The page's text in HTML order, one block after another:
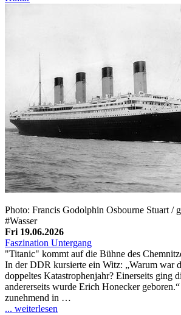
Photo: Francis Godolphin Osbourne Stuart /
#Wasser
Fri 19.06.2026
Faszination Untergang
"Titanic" kommt auf die Bühne des
In der DDR kursierte ein Witz: „Warum war
doppeltes Katastrophenjahr? Einerseits ging
andererseits wurde Erich Honecker
zunehmend in …
... weiterlesen